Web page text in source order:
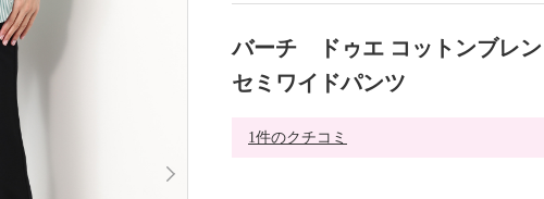
バーチ ドゥエ コットンブレン
セミワイドパンツ
1件のクチコミ